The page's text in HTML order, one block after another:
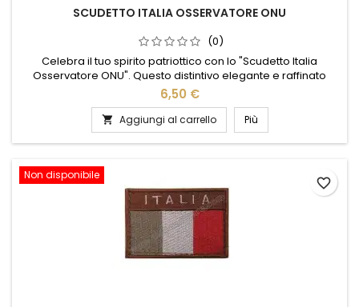
SCUDETTO ITALIA OSSERVATORE ONU
(0)
Celebra il tuo spirito patriottico con lo "Scudetto Italia
Osservatore ONU". Questo distintivo elegante e raffinato
unisce l'orgoglio nazionale all'impegno internazionale,
rappresentando l'Italia nel contesto globale. Realizzato con
materiali di alta qualità, lo scudetto presenta i colori vivaci
del tricolore italiano, incorniciati da un design moderno e...
6,50 €
 Aggiungi al carrello Più
Non disponibile
favorite_border